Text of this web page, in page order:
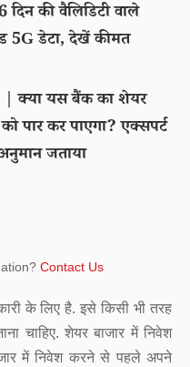
की वैलिडिटी वाले
5G डेटा, देखें कीमत
| क्या यस बैंक का शेयर
पार कर पाएगा? एक्सपर्ट
जताया
Contact Us
के लिए है. इसे किसी भी तरह
चाहिए. शेयर बाजार में निवेश
में निवेश करने से पहले अपने